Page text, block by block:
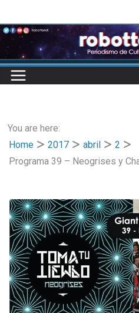
to
content
You are here:
Home
2017 abril
2
Programa 39 – Neogrises y